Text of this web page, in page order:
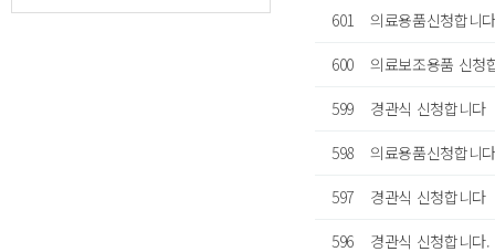
601
의료용품신청합니다
600
의료보조용품 신청
599
경관식 신청합니다
598
의료용품신청합니
597
경관식 신청합니다
596
경관식 신청합니다.